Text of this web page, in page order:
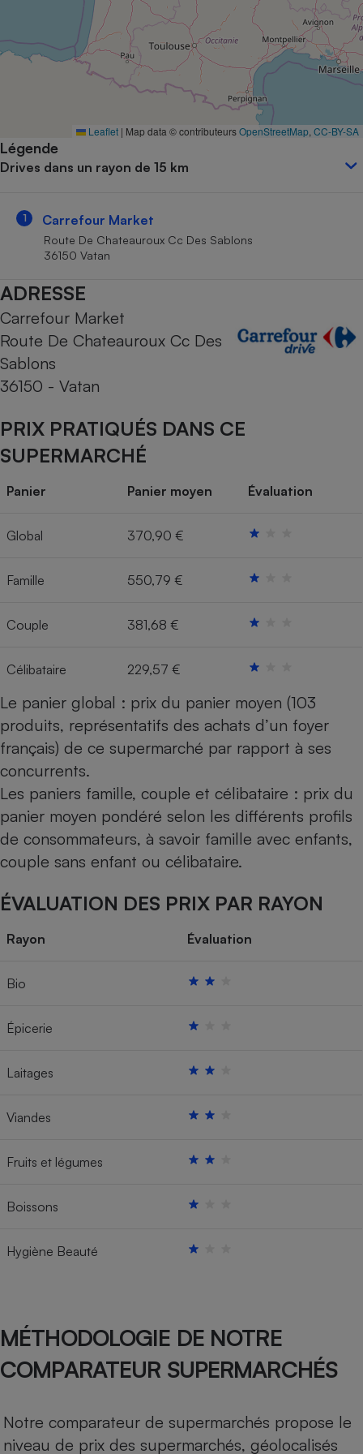
Leaflet | Map data © contributeursOpenStreetMap CC-BY-SA
Légende
Drives dans un rayon de 15 km
1 Carrefour Market
Route De Chateauroux Cc Des Sablons
36150 Vatan
ADRESSE
Carrefour Market
Route De Chateauroux Cc Des
Sablons
36150 - Vatan
PRIX PRATIQUÉS DANS CE
SUPERMARCHÉ
Panier Panier moyen Évaluation
Global 370,90 €
Famille 550,79 €
Couple 381,68 €
Célibataire 229,57 €
Le panier global : prix du panier moyen (103
produits, représentatifs des achats d’un foyer
français) de ce supermarché par rapport à ses
concurrents.
Les paniers famille, couple et célibataire : prix du
panier moyen pondéré selon les différents profils
de consommateurs, à savoir famille avec enfants,
couple sans enfant ou célibataire.
ÉVALUATION DES PRIX PAR RAYON
Rayon Évaluation
Bio
Épicerie
Laitages
Viandes
Fruits et légumes
Boissons
Hygiène Beauté
MÉTHODOLOGIE DE NOTRE
COMPARATEUR SUPERMARCHÉS
Notre comparateur de supermarchés propose le
niveau de prix des supermarchés, géolocalisés
Complément
alimentaire
Assurance emprunteur
Petit électroménager -
Lave-linge
Climatiseur -
Cafetière à expressos
Climatiseur -
Ventilateur
Mutuelle